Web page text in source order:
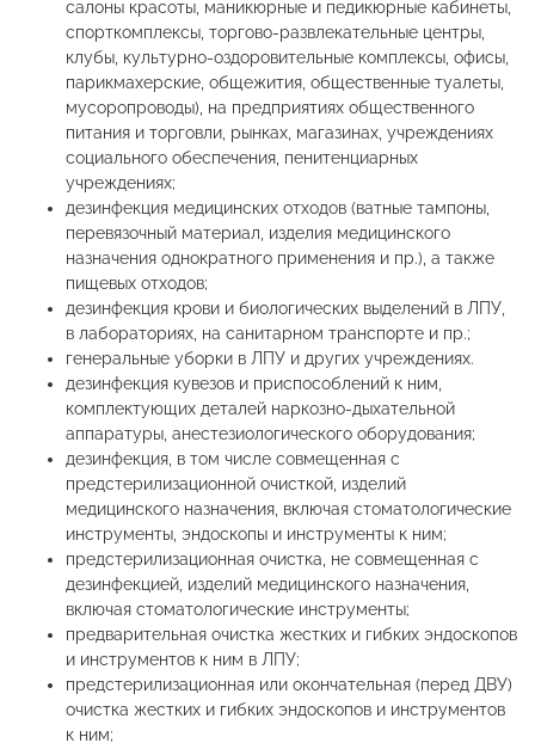
салоны красоты, маникюрные и педикюрные кабинеты,
спорткомплексы, торгово-развлекательные центры,
клубы, культурно-оздоровительные комплексы, офисы,
парикмахерские, общежития, общественные туалеты,
мусоропроводы), на предприятиях общественного
питания и торговли, рынках, магазинах, учреждениях
социального обеспечения, пенитенциарных
учреждениях;
дезинфекция медицинских отходов (ватные тампоны,
перевязочный материал, изделия медицинского
назначения однократного применения и пр.), а также
пищевых отходов;
дезинфекция крови и биологических выделений в ЛПУ,
в лабораториях, на санитарном транспорте и пр.;
генеральные уборки в ЛПУ и других учреждениях.
дезинфекция кувезов и приспособлений к ним,
комплектующих деталей наркозно-дыхательной
аппаратуры, анестезиологического оборудования;
дезинфекция, в том числе совмещенная с
предстерилизационной очисткой, изделий
медицинского назначения, включая стоматологические
инструменты, эндоскопы и инструменты к ним;
предстерилизационная очистка, не совмещенная с
дезинфекцией, изделий медицинского назначения,
включая стоматологические инструменты;
предварительная очистка жестких и гибких эндоскопов
и инструментов к ним в ЛПУ;
предстерилизационная или окончательная (перед ДВУ)
очистка жестких и гибких эндоскопов и инструментов
к ним;